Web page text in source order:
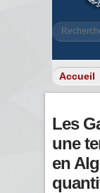
Rechercher
Les
une
en